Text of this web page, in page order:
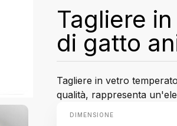
Tagliere
di gatto
Tagliere in vetro
qualità, rappresenta
DIMENSIONE